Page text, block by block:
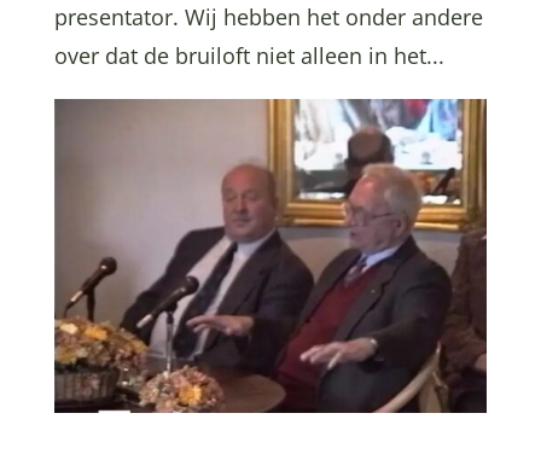
presentator. Wij hebben het onder andere
over dat de bruiloft niet alleen in het...